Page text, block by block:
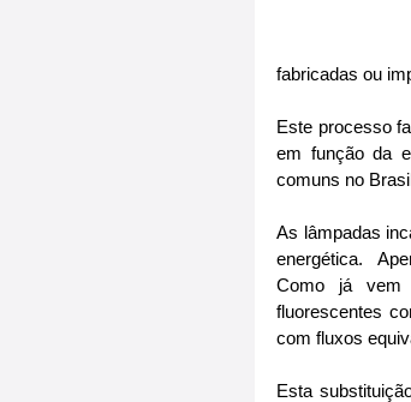
fabricadas ou
Este processo
em função da
comuns no
As lâmpadas
energética.
Como já vem
fluorescentes
com fluxos
Esta